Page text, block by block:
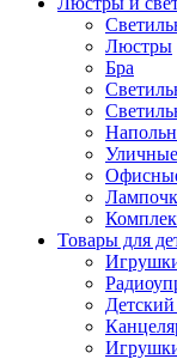
Люстры
Бра
Товары для